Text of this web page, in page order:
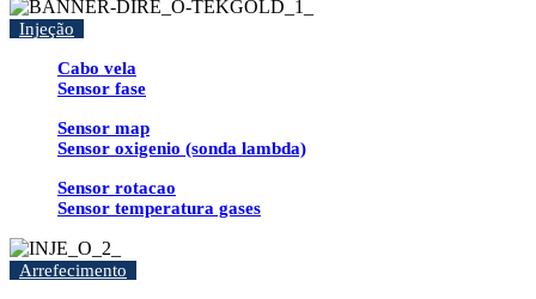
Injeção
Cabo vela
Sensor fase
Sensor map
Sensor oxigenio (sonda lambda)
Sensor rotacao
Sensor temperatura gases
Arrefecimento